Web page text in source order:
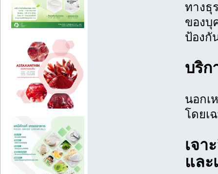
ทางธุ
ของบุ
ป้องกั
บริก
นอกเ
โดยเ
เจา
และ